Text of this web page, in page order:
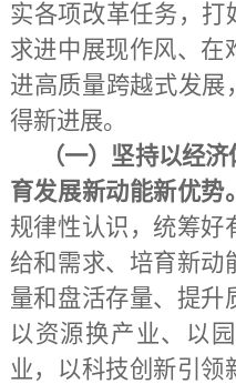
实各项改革任务，打
求进中展现作风、在
进高质量跨越式发展
得新进展。
（一）坚持以经
育发展新动能新优势。
规律性认识，统筹好
给和需求、培育新动
量和盘活存量、提升
以资源换产业、以
业，以科技创新引领